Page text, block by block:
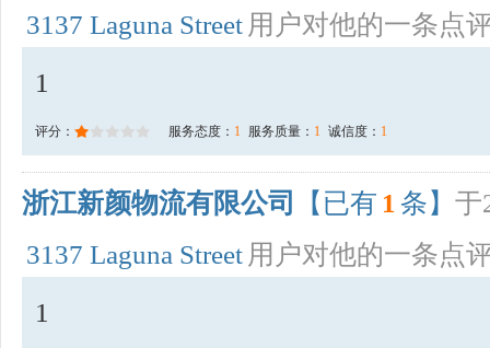
3137 Laguna Street 用户对他的一条点
1
评分： 服务态度： 1 服务质量： 1 诚信度： 1
浙江新颜物流有限公司 【已有 1 条】 于
3137 Laguna Street 用户对他的一条点
1